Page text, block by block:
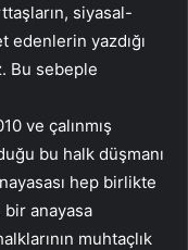
siyasal-
edenlerin yazdığı
Bu sebeple
ve çalınmış
bu halk düşmanı
hep birlikte
bir anayasa
muhtaçlık